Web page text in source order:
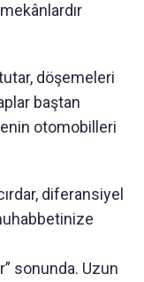
döşemeleri
baştan
otomobilleri
diferansiyel
sonunda. Uzun